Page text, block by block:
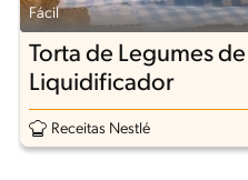
Fácil
Torta de Legumes de
Liquidificador
Receitas Nestlé